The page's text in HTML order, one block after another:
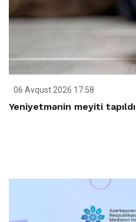
06 Avqust 2026 17:58
Yeniyetmənin meyiti tapıldı